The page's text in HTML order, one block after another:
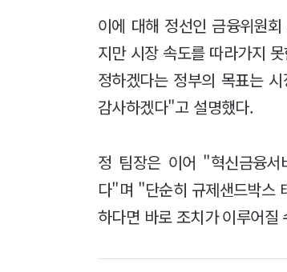
이에 대해 정선인 금융위원
지만 시장 속도를 따라가지
정하겠다는 정부의 목표는
감사하겠다"고 설명했다.
정 팀장은 이어 "혁신금융
다"며 "단순히 규제샌드박스
하다면 바로 조치가 이루어